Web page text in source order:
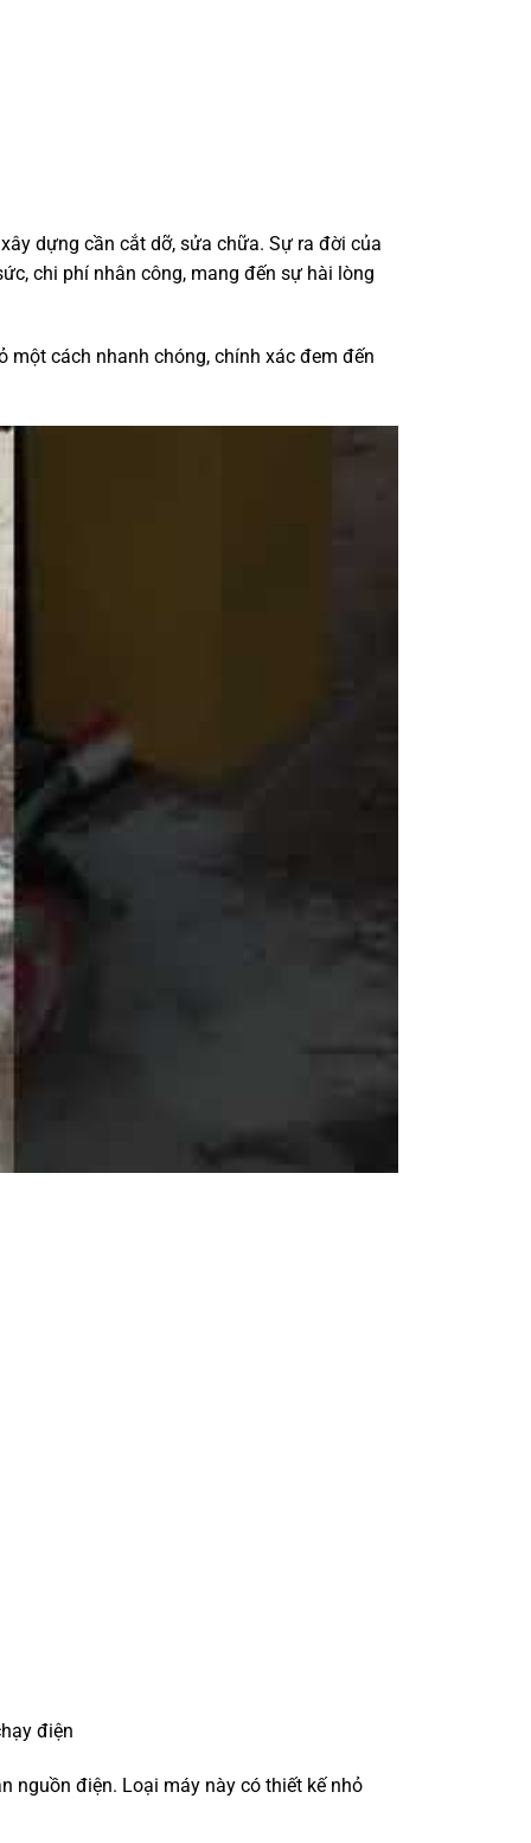
dựng cần cắt dỡ, sửa chữa. Sự ra đời của
chi phí nhân công, mang đến sự hài lòng
cách nhanh chóng, chính xác đem đến
điện
nguồn điện. Loại máy này có thiết kế nhỏ